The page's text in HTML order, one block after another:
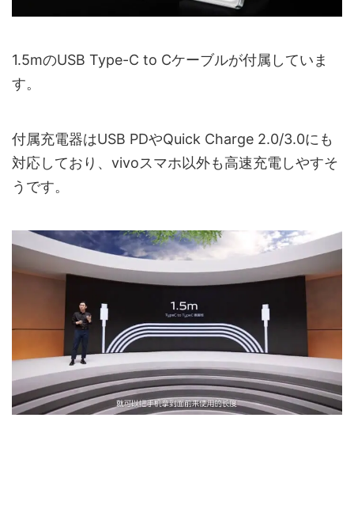
1.5mのUSB Type-C to Cケーブルが付属していま
す。
付属充電器はUSB PDやQuick Charge 2.0/3.0にも
対応しており、vivoスマホ以外も高速充電しやすそ
うです。